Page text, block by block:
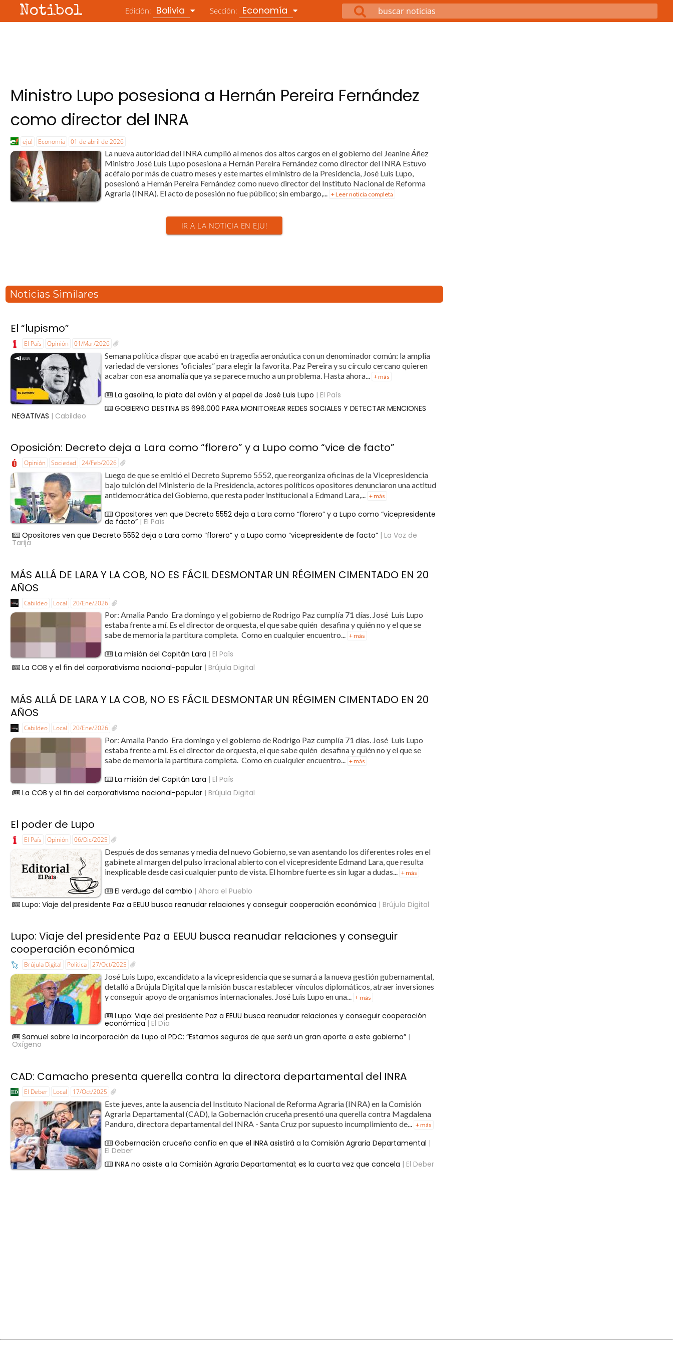
Notibol Edición: Bolivia Sección: Economía
Ministro Lupo posesiona a Hernán Pereira Fernández
como director del INRA
eju! Economía 01 de abril de 2026
La nueva autoridad del INRA cumplió al menos dos altos cargos en el gobierno del Jeanine Áñez
Ministro José Luis Lupo posesiona a Hernán Pereira Fernández como director del INRA Estuvo
acéfalo por más de cuatro meses y este martes el ministro de la Presidencia, José Luis Lupo,
posesionó a Hernán Pereira Fernández como nuevo director del Instituto Nacional de Reforma
Agraria (INRA). El acto de posesión no fue público; sin embargo,... + Leer noticia completa
IR A LA NOTICIA EN EJU!
Noticias Similares
El “lupismo”
El País Opinión 01/Mar/2026
Semana política dispar que acabó en tragedia aeronáutica con un denominador común: la amplia
variedad de versiones “oficiales” para elegir la favorita. Paz Pereira y su círculo cercano quieren
acabar con esa anomalía que ya se parece mucho a un problema. Hasta ahora...
+ más
La gasolina, la plata del avión y el papel de José Luis Lupo | El País
GOBIERNO DESTINA BS 696.000 PARA MONITOREAR REDES SOCIALES Y DETECTAR MENCIONES
NEGATIVAS | Cabildeo
Oposición: Decreto deja a Lara como “florero” y a Lupo como “vice de facto”
Opinión Sociedad 24/Feb/2026
Luego de que se emitió el Decreto Supremo 5552, que reorganiza oficinas de la Vicepresidencia
bajo tuición del Ministerio de la Presidencia, actores políticos opositores denunciaron una actitud
antidemocrática del Gobierno, que resta poder institucional a Edmand Lara,... + más
Opositores ven que Decreto 5552 deja a Lara como “florero” y a Lupo como “vicepresidente
de facto” | El País
Opositores ven que Decreto 5552 deja a Lara como “florero” y a Lupo como “vicepresidente de facto” | La Voz de
Tarija
MÁS ALLÁ DE LARA Y LA COB, NO ES FÁCIL DESMONTAR UN RÉGIMEN CIMENTADO EN 20
AÑOS
Cabildeo Local 20/Ene/2026
Por: Amalia Pando Era domingo y el gobierno de Rodrigo Paz cumplía 71 días. José Luis Lupo
estaba frente a mí. Es el director de orquesta, el que sabe quién desafina y quién no y el que se
sabe de memoria la partitura completa. Como en cualquier encuentro... + más
La misión del Capitán Lara | El País
La COB y el fin del corporativismo nacional-popular | Brújula Digital
MÁS ALLÁ DE LARA Y LA COB, NO ES FÁCIL DESMONTAR UN RÉGIMEN CIMENTADO EN 20
AÑOS
Cabildeo Local 20/Ene/2026
Por: Amalia Pando Era domingo y el gobierno de Rodrigo Paz cumplía 71 días. José Luis Lupo
estaba frente a mí. Es el director de orquesta, el que sabe quién desafina y quién no y el que se
sabe de memoria la partitura completa. Como en cualquier encuentro...
+ más
La misión del Capitán Lara | El País
La COB y el fin del corporativismo nacional-popular | Brújula Digital
El poder de Lupo
El País Opinión 06/Dic/2025
Después de dos semanas y media del nuevo Gobierno, se van asentando los diferentes roles en el
gabinete al margen del pulso irracional abierto con el vicepresidente Edmand Lara, que resulta
inexplicable desde casi cualquier punto de vista. El hombre fuerte es sin lugar a dudas... + más
El verdugo del cambio | Ahora el Pueblo
Lupo: Viaje del presidente Paz a EEUU busca reanudar relaciones y conseguir cooperación económica | Brújula Digital
Lupo: Viaje del presidente Paz a EEUU busca reanudar relaciones y conseguir
cooperación económica
Brújula Digital Política 27/Oct/2025
José Luis Lupo, excandidato a la vicepresidencia que se sumará a la nueva gestión gubernamental,
detalló a Brújula Digital que la misión busca restablecer vínculos diplomáticos, atraer inversiones
y conseguir apoyo de organismos internacionales. José Luis Lupo en una... + más
Lupo: Viaje del presidente Paz a EEUU busca reanudar relaciones y conseguir cooperación
económica| El Día
Samuel sobre la incorporación de Lupo al PDC: “Estamos seguros de que será un gran aporte a este gobierno” |
Oxígeno
CAD: Camacho presenta querella contra la directora departamental del INRA
El Deber Local 17/Oct/2025
Este jueves, ante la ausencia del Instituto Nacional de Reforma Agraria (INRA) en la Comisión
Agraria Departamental (CAD), la Gobernación cruceña presentó una querella contra Magdalena
Panduro, directora departamental del INRA - Santa Cruz por supuesto incumplimiento de...
+ más
Gobernación cruceña confía en que el INRA asistirá a la Comisión Agraria Departamental |
El Deber
INRA no asiste a la Comisión Agraria Departamental; es la cuarta vez que cancela | El Deber